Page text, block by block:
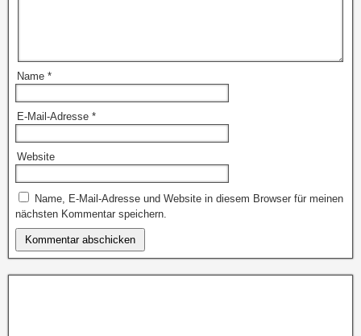
Name *
E-Mail-Adresse *
Website
Name, E-Mail-Adresse und Website in diesem Browser für meinen
nächsten Kommentar speichern.